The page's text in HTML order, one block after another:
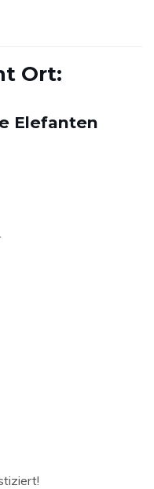
Ort:
Elefanten